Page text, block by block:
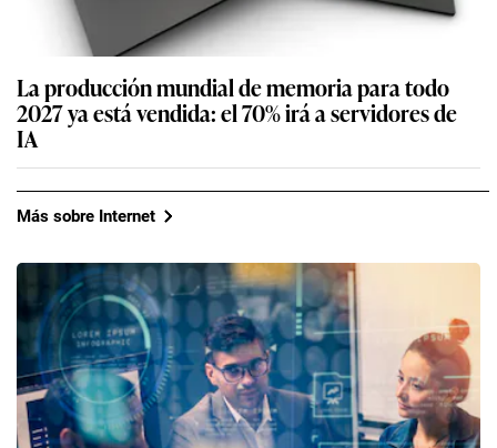
La producción mundial de memoria para todo
2027 ya está vendida: el 70% irá a servidores de
IA
Más sobre Internet